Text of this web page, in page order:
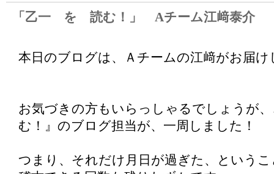
「乙一 を 読む！」 Aチーム江﨑泰介
本日のブログは、Ａチームの江﨑がお届け
お気づきの方もいらっしゃるでしょうが
む！』のブログ担当が、一周しました！
つまり、それだけ月日が過ぎた、という